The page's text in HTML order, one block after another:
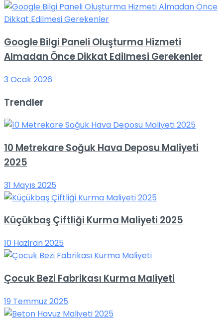
Google Bilgi Paneli Oluşturma Hizmeti
Almadan Önce Dikkat Edilmesi Gerekenler
3 Ocak 2026
Trendler
10 Metrekare Soğuk Hava Deposu Maliyeti
2025
31 Mayıs 2025
Küçükbaş Çiftliği Kurma Maliyeti 2025
10 Haziran 2025
Çocuk Bezi Fabrikası Kurma Maliyeti
19 Temmuz 2025